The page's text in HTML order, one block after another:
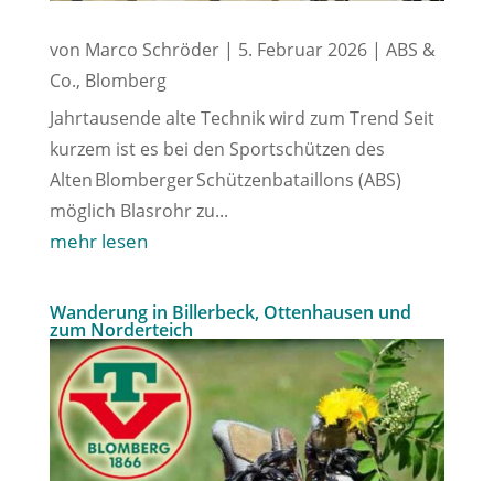
von Marco Schröder| 5. Februar 2026| ABS &
Co., Blomberg
Jahrtausende alte Technik wird zum Trend Seit
kurzem ist es bei den Sportschützen des
Alten Blomberger Schützenbataillons (ABS)
möglich Blasrohr zu...
mehr lesen
Wanderung in Billerbeck, Ottenhausen und
zum Norderteich